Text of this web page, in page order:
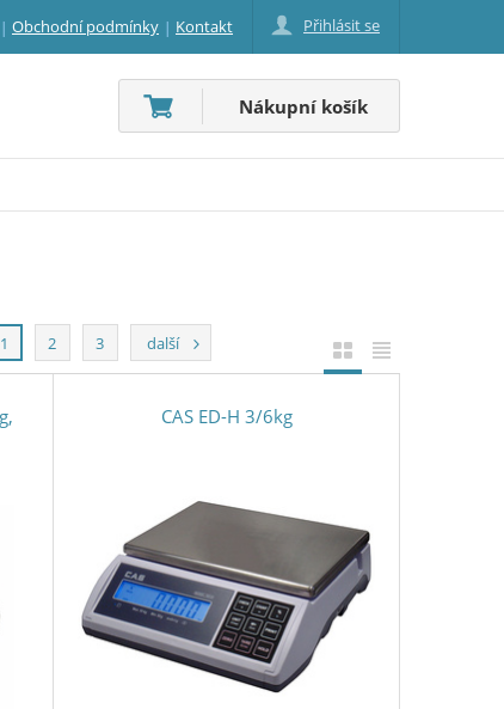
Obchodní podmínky Kontakt Přihlásit se
Nákupní košík
1 2 3 další
CAS ED-H 3/6kg